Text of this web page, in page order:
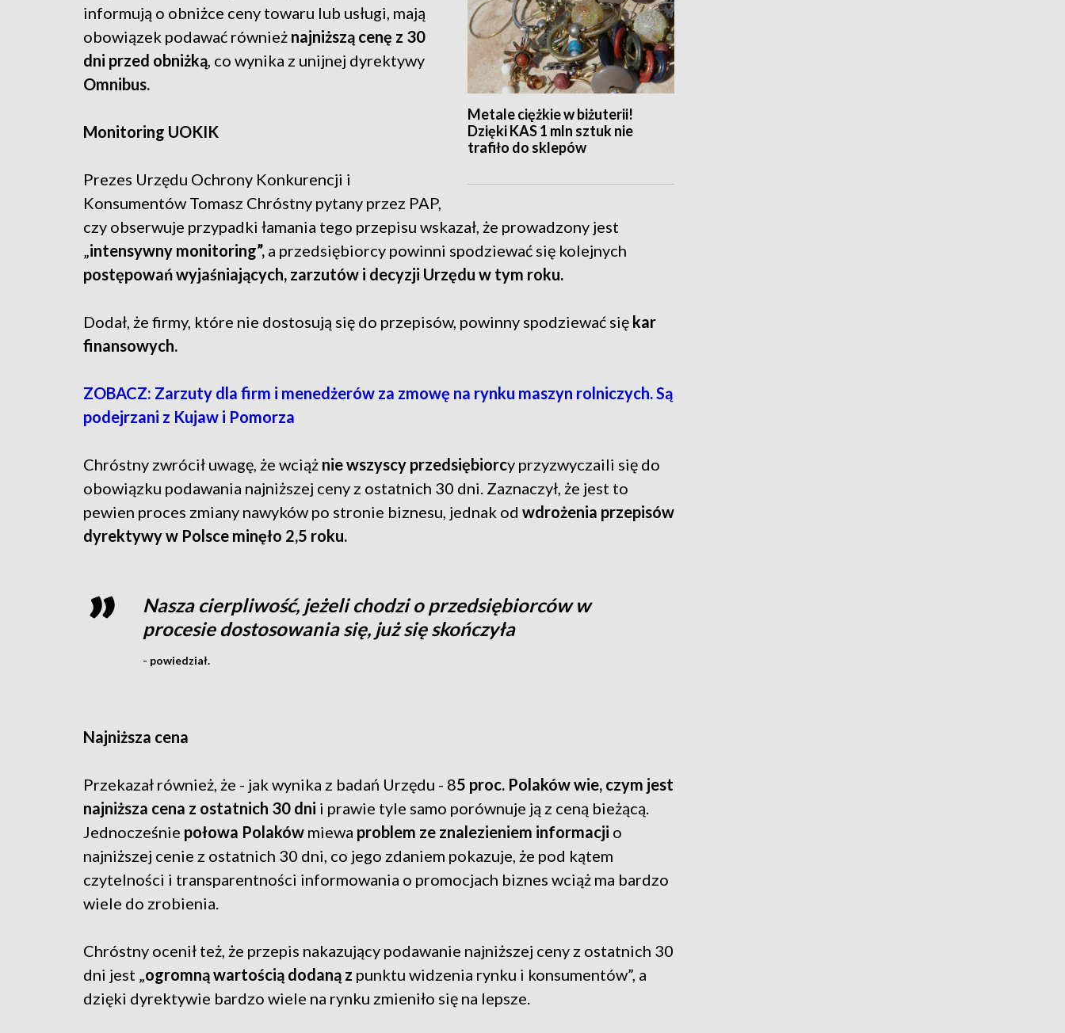
Metale ciężkie w biżuterii!
Dzięki KAS 1 mln sztuk nie
trafiło do sklepów
informują o obniżce ceny towaru lub usługi, mają
obowiązek podawać również najniższą cenę z 30
dni przed obniżką, co wynika z unijnej dyrektywy
Omnibus.
Monitoring UOKIK
Prezes Urzędu Ochrony Konkurencji i
Konsumentów Tomasz Chróstny pytany przez PAP,
czy obserwuje przypadki łamania tego przepisu wskazał, że prowadzony jest
„intensywny monitoring”, a przedsiębiorcy powinni spodziewać się kolejnych
postępowań wyjaśniających, zarzutów i decyzji Urzędu w tym roku.
Dodał, że firmy, które nie dostosują się do przepisów, powinny spodziewać się kar
finansowych.
ZOBACZ: Zarzuty dla firm i menedżerów za zmowę na rynku maszyn rolniczych. Są
podejrzani z Kujaw i Pomorza
Chróstny zwrócił uwagę, że wciąż nie wszyscy przedsiębiorcy przyzwyczaili się do
obowiązku podawania najniższej ceny z ostatnich 30 dni. Zaznaczył, że jest to
pewien proces zmiany nawyków po stronie biznesu, jednak od wdrożenia przepisów
dyrektywy w Polsce minęło 2,5 roku.
Nasza cierpliwość, jeżeli chodzi o przedsiębiorców w
procesie dostosowania się, już się skończyła
- powiedział.
Najniższa cena
Przekazał również, że - jak wynika z badań Urzędu - 85 proc. Polaków wie, czym jest
najniższa cena z ostatnich 30 dni i prawie tyle samo porównuje ją z ceną bieżącą.
Jednocześnie połowa Polaków miewa problem ze znalezieniem informacji o
najniższej cenie z ostatnich 30 dni, co jego zdaniem pokazuje, że pod kątem
czytelności i transparentności informowania o promocjach biznes wciąż ma bardzo
wiele do zrobienia.
Chróstny ocenił też, że przepis nakazujący podawanie najniższej ceny z ostatnich 30
dni jest „ogromną wartością dodaną z punktu widzenia rynku i konsumentów”, a
dzięki dyrektywie bardzo wiele na rynku zmieniło się na lepsze.